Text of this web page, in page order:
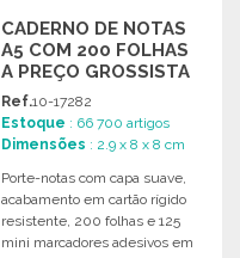
CADERNO DE NOTAS
A5 COM 200 FOLHAS
A PREÇO GROSSISTA
Ref.10-17282
Estoque : 66 700 artigos
Dimensões : 2.9 x 8 x 8 cm
Porte-notas com capa suave,
acabamento em cartão rígido
resistente, 200 folhas e 125
mini marcadores adesivos em